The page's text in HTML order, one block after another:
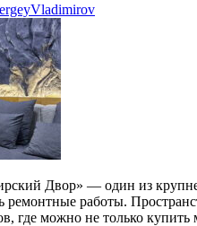
Двор» — один из
работы.
где можно не только